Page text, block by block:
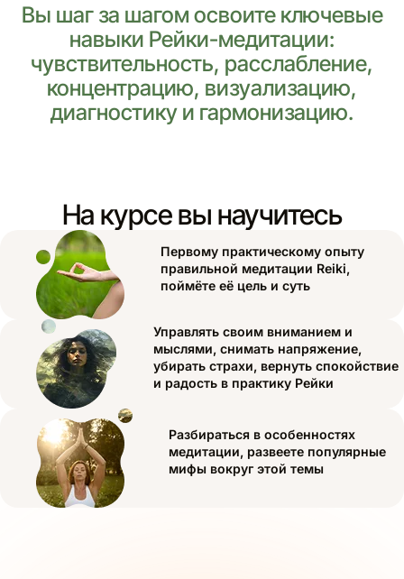
Вы шаг за шагом освоите ключевые
навыки Рейки-медитации:
чувствительность, расслабление,
концентрацию, визуализацию,
диагностику и гармонизацию.
На курсе вы научитесь
Первому практическому опыту
правильной медитации Reiki,
поймёте её цель и суть
Управлять своим вниманием и
мыслями, снимать напряжение,
убирать страхи, вернуть спокойствие
и радость в практику Рейки
Разбираться в особенностях
медитации, развеете популярные
мифы вокруг этой темы